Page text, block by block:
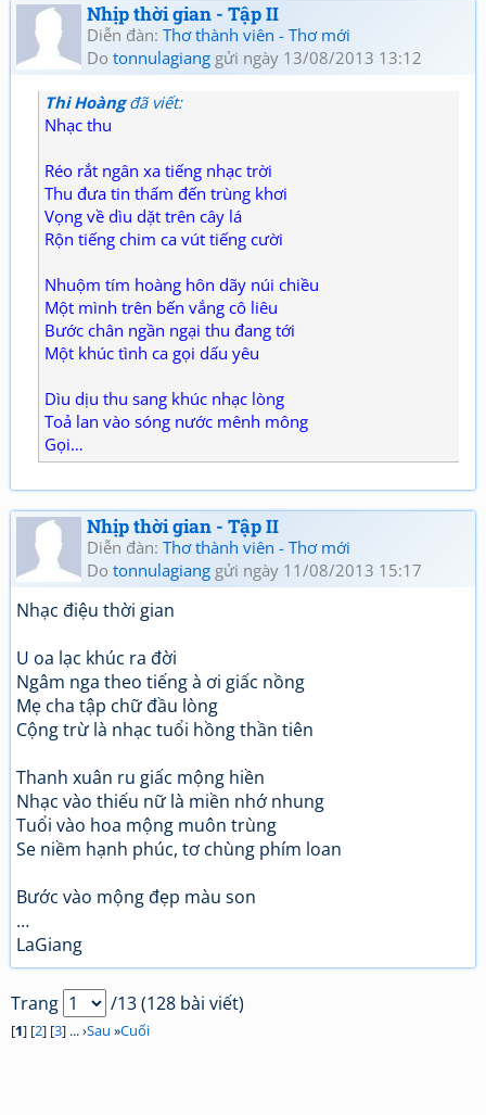
Nhịp thời gian - Tập II
Diễn đàn: Thơ thành viên - Thơ mới
Do tonnulagiang gửi ngày 13/08/2013 13:12
Thi Hoàngđã viết:
Nhạc thu
Réo rắt ngân xa tiếng nhạc trời
Thu đưa tin thấm đến trùng khơi
Vọng về dìu dặt trên cây lá
Rộn tiếng chim ca vút tiếng cười
Nhuộm tím hoàng hôn dãy núi chiều
Một mình trên bến vắng cô liêu
Bước chân ngần ngại thu đang tới
Một khúc tình ca gọi dấu yêu
Dìu dịu thu sang khúc nhạc lòng
Toả lan vào sóng nước mênh mông
Gọi…
Nhịp thời gian - Tập II
Diễn đàn: Thơ thành viên - Thơ mới
Do tonnulagiang gửi ngày 11/08/2013 15:17
Nhạc điệu thời gian
U oa lạc khúc ra đời
Ngâm nga theo tiếng à ơi giấc nồng
Mẹ cha tập chữ đầu lòng
Cộng trừ là nhạc tuổi hồng thần tiên
Thanh xuân ru giấc mộng hiền
Nhạc vào thiếu nữ là miền nhớ nhung
Tuổi vào hoa mộng muôn trùng
Se niềm hạnh phúc, tơ chùng phím loan
Bước vào mộng đẹp màu son
…
LaGiang
Trang /13 (128 bài viết)
[1] [2] [3] ... ›Sau »Cuối